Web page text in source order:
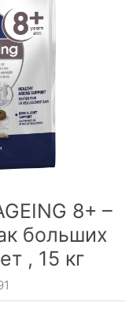
8+ –
больших
, 15 кг